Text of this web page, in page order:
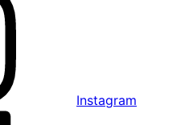
Instagram